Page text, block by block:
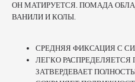
ОН МАТИРУЕТСЯ. ПОМАДА
ВАНИЛИ И КОЛЫ.
СРЕДНЯЯ ФИКСАЦИЯ С
ЛЕГКО РАСПРЕДЕЛЯЕТСЯ
ЗАТВЕРДЕВАЕТ